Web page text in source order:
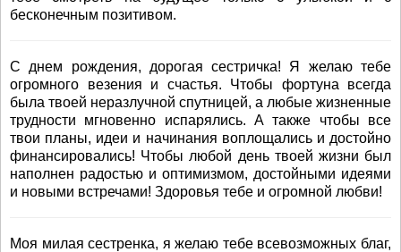
бесконечным позитивом.
С днем рождения, дорогая сестричка! Я желаю тебе
огромного везения и счастья. Чтобы фортуна всегда
была твоей неразлучной спутницей, а любые жизненные
трудности мгновенно испарялись. А также чтобы все
твои планы, идеи и начинания воплощались и достойно
финансировались! Чтобы любой день твоей жизни был
наполнен радостью и оптимизмом, достойными идеями
и новыми встречами! Здоровья тебе и огромной любви!
Моя милая сестренка, я желаю тебе всевозможных благ,